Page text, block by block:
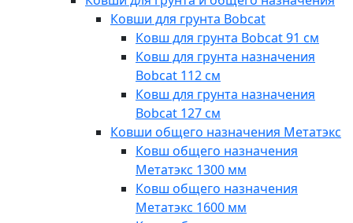
Ковши для грунта Bobcat
Ковш для грунта Bobcat 91 см
Ковш для грунта назначения
Bobcat 112 см
Ковш для грунта назначения
Bobcat 127 см
Ковши общего назначения Метатэкс
Ковш общего назначения
Метатэкс 1300 мм
Ковш общего назначения
Метатэкс 1600 мм